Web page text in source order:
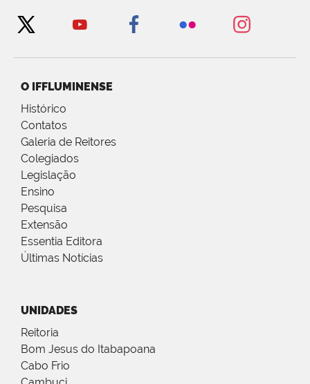
O IFFLUMINENSE
Histórico
Contatos
Galeria de Reitores
Colegiados
Legislação
Ensino
Pesquisa
Extensão
Essentia Editora
Últimas Notícias
UNIDADES
Reitoria
Bom Jesus do Itabapoana
Cabo Frio